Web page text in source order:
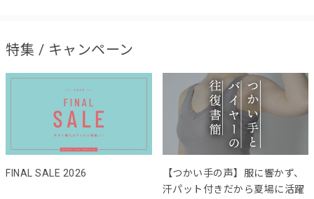
特集 / キャンペーン
FINAL SALE 2026
【つかい手の声】服に響かず、
汗パット付きだから夏場に活躍